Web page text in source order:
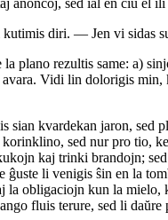
diri. — Jen vi sidas
plano rezultis same: a)
Vidi lin dolorigis
sian kvardekan jaron,
sed nur pro tio,
kaj trinki brandojn;
li venigis ŝin en la
la obligaciojn kun la
fluis terure, sed li